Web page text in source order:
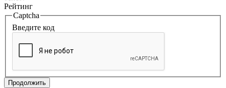
Рейтинг
Captcha
Введите код
Продолжить